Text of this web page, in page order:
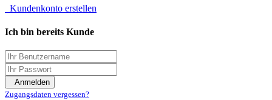
Kundenkonto erstellen
Ich bin bereits Kunde
Anmelden
Zugangsdaten vergessen?